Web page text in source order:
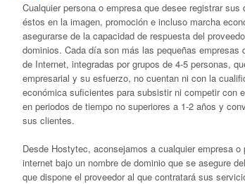
Cualquier persona o empresa que desee registrar
éstos en la imagen, promoción e incluso marcha
asegurarse de la capacidad de respuesta del
dominios. Cada día son más las pequeñas
de Internet, integradas por grupos de 4-5 personas,
empresarial y su esfuerzo, no cuentan ni con la
económica suficientes para subsistir ni competir con
en periodos de tiempo no superiores a 1-2 años y
sus clientes.
Desde Hostytec, aconsejamos a cualquier empresa
internet bajo un nombre de dominio que se asegure
que dispone el proveedor al que contratará sus